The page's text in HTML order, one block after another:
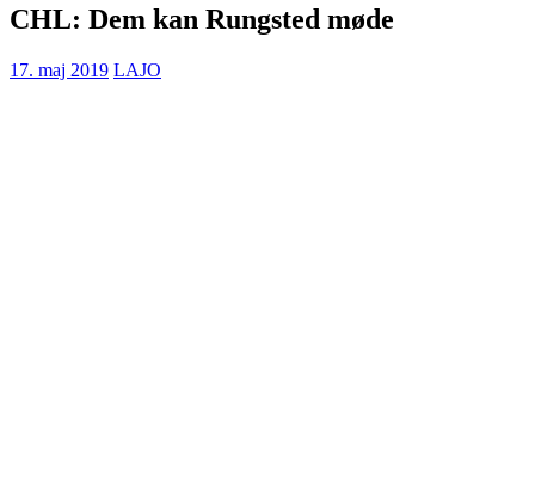
CHL: Dem kan Rungsted møde
17. maj 2019 LAJO